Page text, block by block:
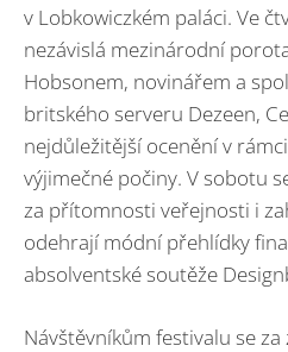
v Lobkowiczkém paláci. Ve
nezávislá mezinárodní
Hobsonem, novinářem a
britského serveru Dezeen,
nejdůležitější ocenění v
výjimečné počiny. V sobotu
za přítomnosti veřejnosti i
odehrají módní přehlídky
absolventské soutěže
Návštěvníkům festivalu se